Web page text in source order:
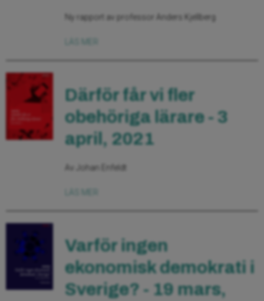
Ny rapport av professor Anders Kjellberg
Därför får vi fler
obehöriga lärare - 3
april, 2021
Av Johan Enfeldt
Varför ingen
ekonomisk demokrati i
Sverige? - 19 mars,